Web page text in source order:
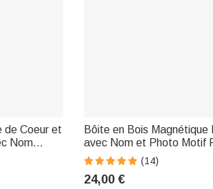
de Coeur et
Nom
pour
Bôite en Bois Magnétique
avec Nom et Photo Motif
Boîte avec Flacon à Poils
Cadeau Souvenir pour
Animaux
(14)
24,00 €